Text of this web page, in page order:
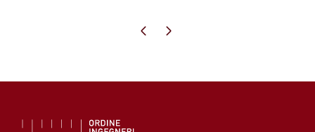
Pagina precedente
Pagina successiva